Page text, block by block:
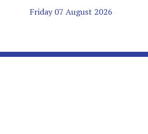
Friday 07 August 2026